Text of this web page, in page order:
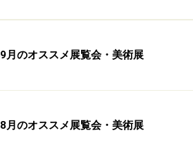
のかけら」展 展示風景（2005年）
月のオススメ展覧会・美術展
月のオススメ展覧会・美術展